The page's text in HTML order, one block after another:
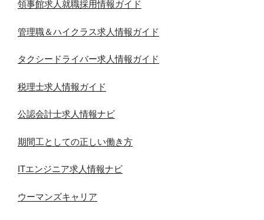
領事館求人就職採用情報ガイド
管理職＆ハイクラス求人情報ガイド
タクシードライバー求人情報ガイド
税理士求人情報ガイド
公認会計士求人情報ナビ
期間工としての正しい働き方
ITエンジニア求人情報ナビ
ウーマンズキャリア